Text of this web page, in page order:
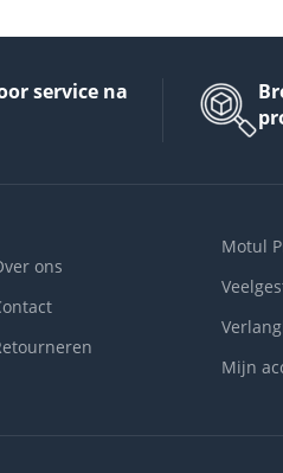
service na
ons
Motul
Mijn